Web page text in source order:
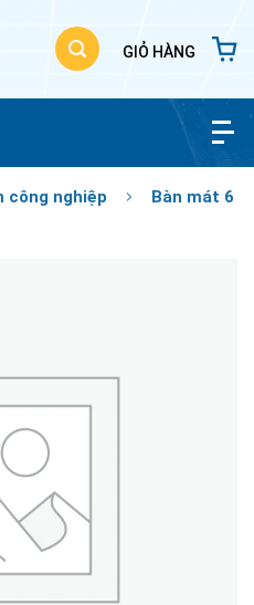
công nghiệp
Bàn mát 6